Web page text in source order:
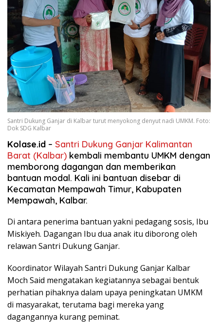
Santri Dukung Ganjar di Kalbar turut menyokong denyut nadi UMKM. Foto:
Dok SDG Kalbar
Kolase.id – Santri Dukung Ganjar Kalimantan
Barat (Kalbar) kembali membantu UMKM dengan
memborong dagangan dan memberikan
bantuan modal. Kali ini bantuan disebar di
Kecamatan Mempawah Timur, Kabupaten
Mempawah, Kalbar.
Di antara penerima bantuan yakni pedagang sosis, Ibu
Miskiyeh. Dagangan Ibu dua anak itu diborong oleh
relawan Santri Dukung Ganjar.
Koordinator Wilayah Santri Dukung Ganjar Kalbar
Moch Said mengatakan kegiatannya sebagai bentuk
perhatian pihaknya dalam upaya peningkatan UMKM
di masyarakat, terutama bagi mereka yang
dagangannya kurang peminat.